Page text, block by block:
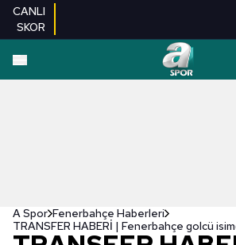
CANLI
SKOR
A Spor Fenerbahçe Haberleri